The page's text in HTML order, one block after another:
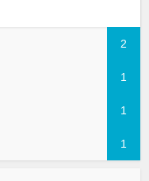
2
1
1
1